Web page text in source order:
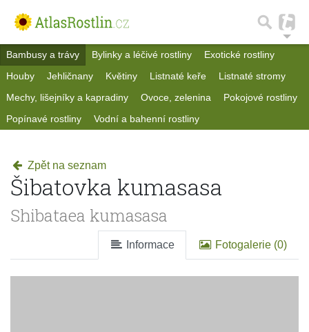
Bambusy a trávy Bylinky a léčivé rostliny
Exotické rostliny
Houby
Jehličnany Květiny Listnaté keře
Listnaté stromy
Mechy, lišejníky a kapradiny
Ovoce, zelenina
Pokojové rostliny
Popínavé rostliny
Vodní a bahenní rostliny
Zpět na seznam
Šibatovka kumasasa
Shibataea kumasasa
Informace Fotogalerie (0)